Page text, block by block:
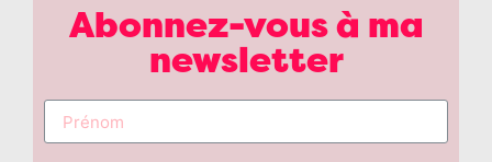
Abonnez-vous à ma
newsletter